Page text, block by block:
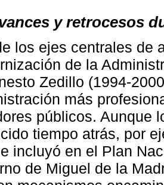
y retrocesos
los ejes centrales de
de la
Zedillo (1994-
más
públicos. Aunque
tiempo atrás, por
incluyó en el Plan
de Miguel de la